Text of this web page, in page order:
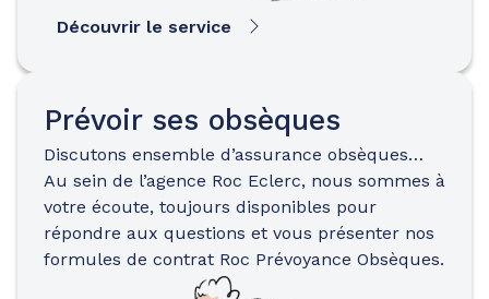
Découvrir le service
Prévoir ses obsèques
Discutons ensemble d’assurance obsèques…
Au sein de l’agence Roc Eclerc, nous sommes à
votre écoute, toujours disponibles pour
répondre aux questions et vous présenter nos
formules de contrat Roc Prévoyance Obsèques.